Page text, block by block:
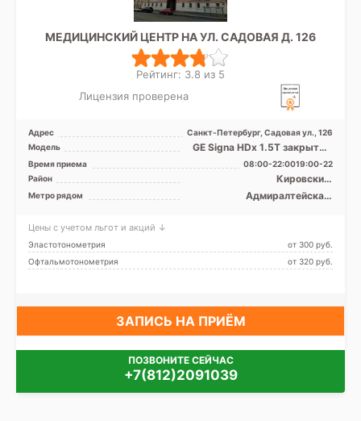
МЕДИЦИНСКИЙ ЦЕНТР НА УЛ. САДОВАЯ Д. 126
Рейтинг: 3.8 из 5
Лицензия проверена
Адрес
Санкт-Петербург, Садовая ул., 126
Модель
GE Signa HDx 1.5T закрытый
тип, КТ Aquilion PRIME Toshiba
Medical Syst ...
Время приема
08:00-22:0019:00-22
Район
Кировский,
Василеостровский,
Московский,
Метро рядом
Адмиралтейская,
Спасская, Технологический
институт, Театральная
Цены с учетом льгот и акций ↓
Эластотонометрия
от 300 pуб.
Офтальмотонометрия
от 320 pуб.
ЗАПИСЬ НА ПРИЁМ
ПОЗВОНИТЕ СЕЙЧАС
+7(812)2091039